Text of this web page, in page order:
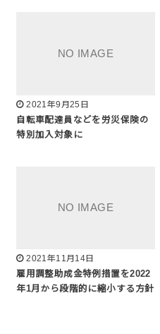
2021年9月25日
自転車配達員などを労災保険の
特別加入対象に
2021年11月14日
雇用調整助成金特例措置を2022
年1月から段階的に縮小する方針